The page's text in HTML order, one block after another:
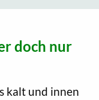
doch nur
kalt und innen